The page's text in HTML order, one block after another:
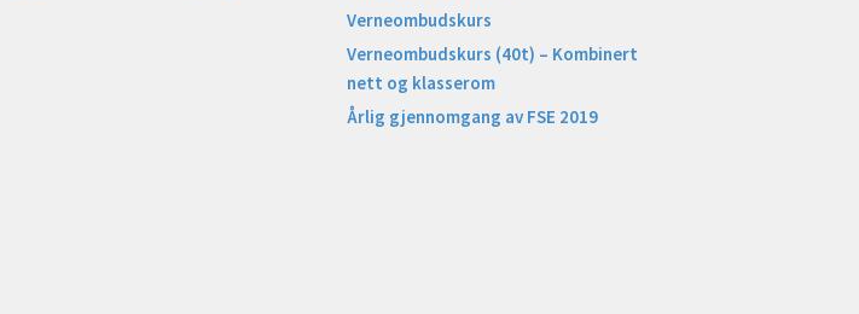
Verneombudskurs
Verneombudskurs (40t) – Kombinert
nett og klasserom
Årlig gjennomgang av FSE 2019